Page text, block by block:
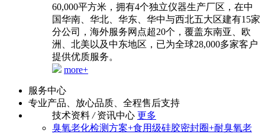
60,000平方米，拥有4个独立仪器生产厂区，在中
国华南、华北、华东、华中与西北五大区建有15家
分公司，海外服务网点超20个，覆盖东南亚、欧
洲、北美以及中东地区，已为全球28,000多家客户
提供优质服务。
more+
服务中心
专业产品、放心品质、全程售后支持
技术资料 / 资讯中心 更多
臭氧老化检测方案+食用级硅胶密封圈+耐臭氧老